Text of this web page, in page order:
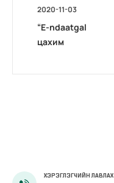
2020-11-03
“E-ndaatgal
цахим
ХЭРЭГЛЭГЧИЙН ЛАВЛАХ